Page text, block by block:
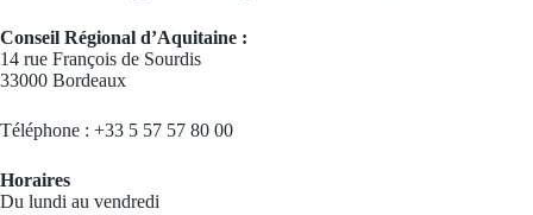
Conseil Régional d’Aquitaine :
14 rue François de Sourdis
33000 Bordeaux
Téléphone : +33 5 57 57 80 00
Horaires
Du lundi au vendredi